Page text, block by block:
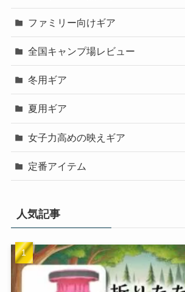
ファミリー向けギア
全国キャンプ場レビュー
冬用ギア
夏用ギア
女子力高めの映えギア
定番アイテム
人気記事